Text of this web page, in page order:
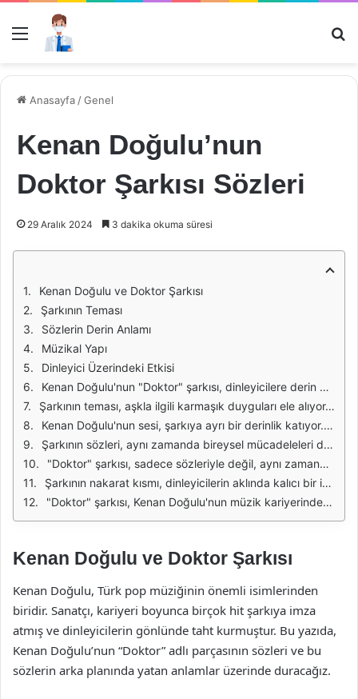
Menü
Anasayfa /Genel
Kenan Doğulu’nun
Doktor Şarkısı Sözleri
29 Aralık 2024 3 dakika okuma süresi
Kenan Doğulu ve Doktor Şarkısı
Şarkının Teması
Sözlerin Derin Anlamı
Müzikal Yapı
Dinleyici Üzerindeki Etkisi
Kenan Doğulu'nun "Doktor" şarkısı, dinleyicilere derin bir duygu yoğunluğu sunan bir parça olarak öne çıkıyor. Şarkının sözleri, aşkın acı verici yanlarını ve aynı zamanda iyileştirici gücünü vurguluyor. Kenan Doğulu, bu parçayla dinleyicilerin kalbine dokunmayı başarmış. Şarkının melodisiyle birleşen sözler, dinleyicilere hem bir hüzün hem de umut hissi veriyor.
Şarkının teması, aşkla ilgili karmaşık duyguları ele alıyor. Doktor metaforu, aşkı iyileştirme çabası olarak yorumlanabilir. Bu bağlamda, şarkıda geçen "doktor" kelimesi, bir nevi aşka dair yaşanan sorunların çözümü için bir umut arayışını simgeliyor. Dinleyiciler, bu metafor aracılığıyla kendi deneyimlerini de yeniden düşünme fırsatı buluyor.
Kenan Doğulu'nun sesi, şarkıya ayrı bir derinlik katıyor. Duygusal vokal performansı, sözlerin anlamını daha da güçlendiriyor. Şarkının akışındaki melankoli, dinleyicilere içsel bir yolculuğa çıkma imkanı tanıyor. Bu yönüyle, "Doktor" sadece bir aşk şarkısı olmanın ötesine geçiyor ve dinleyicilere birer hikaye sunuyor.
Şarkının sözleri, aynı zamanda bireysel mücadeleleri de yansıtıyor. Aşkın getirdiği zorluklarla başa çıkma çabası, birçok kişinin yaşadığı evrensel bir deneyim. Kenan Doğulu, bu deneyimi yalın bir dille ifade ederek dinleyicilerin kalbine hitap ediyor. Böylece, şarkı bir nevi terapötik bir etki yaratıyor.
"Doktor" şarkısı, sadece sözleriyle değil, aynı zamanda müzikal yapısıyla da dikkat çekiyor. Melodinin akışkanlığı, dinleyicilere bir rahatlama hissi veriyor. Kenan Doğulu'nun müziği, sözlerin duygusunu daha da derinleştiriyor. Bu da dinleyicilerin şarkıya bağlanmasını sağlıyor.
Şarkının nakarat kısmı, dinleyicilerin aklında kalıcı bir iz bırakacak şekilde yapılandırılmış. Tekrar eden melodiler ve sözler, dinleyiciyi hemen içine çekiyor. Bu tür bir yapı, şarkının hafızalarda yer etmesini kolaylaştırıyor. Kenan Doğulu, bu teknikle dinleyicilerin duygularına hitap etmeyi başarıyor.
"Doktor" şarkısı, Kenan Doğulu'nun müzik kariyerinde önemli bir yere sahip. Bu parça, onun sanatsal gelişimini yansıtırken, aynı zamanda geniş bir dinleyici kitlesine ulaşmasını sağlıyor. Aşkın karmaşık doğası ve iyileştirici yönü üzerine düşünmeye teşvik eden bu eser, Kenan Doğulu'nun yeteneklerini bir kez daha gözler önüne seriyor.
Kenan Doğulu ve Doktor Şarkısı
Kenan Doğulu, Türk pop müziğinin önemli isimlerinden
biridir. Sanatçı, kariyeri boyunca birçok hit şarkıya imza
atmış ve dinleyicilerin gönlünde taht kurmuştur. Bu yazıda,
Kenan Doğulu’nun “Doktor” adlı parçasının sözleri ve bu
sözlerin arka planında yatan anlamlar üzerinde duracağız.